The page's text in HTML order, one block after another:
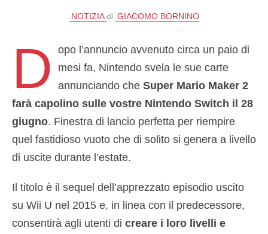
NOTIZIA di GIACOMO BORNINO
D
opo l’annuncio avvenuto circa un paio di
mesi fa, Nintendo svela le sue carte
annunciando cheSuper Mario Maker 2
farà capolino sulle vostre Nintendo Switch il 28
giugno. Finestra di lancio perfetta per riempire
quel fastidioso vuoto che di solito si genera a livello
di uscite durante l’estate.
Il titolo è il sequel dell’apprezzato episodio uscito
su Wii U nel 2015 e, in linea con il predecessore,
consentirà agli utenti di creare i loro livelli e